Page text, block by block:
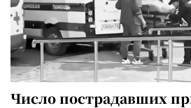
Число пострадавших